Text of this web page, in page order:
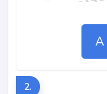
A
2.